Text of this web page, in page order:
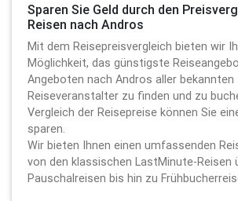
Sparen Sie Geld durch den
Reisen nach Andros
Mit dem Reisepreisvergleich bieten wir
Möglichkeit, das günstigste
Angeboten nach Andros aller bekannten
Reiseveranstalter zu finden und zu
Vergleich der Reisepreise können Sie
sparen.
Wir bieten Ihnen einen umfassenden
von den klassischen LastMinute-Reisen
Pauschalreisen bis hin zu